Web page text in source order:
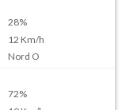
28%
12 Km/h
Nord O
72%